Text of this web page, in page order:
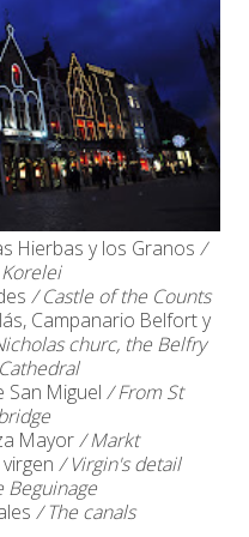
Hierbas y los Granos /
/ Castle of the Counts
Campanario Belfort y
churc, the Belfry
San Miguel / From St
Mayor/ Markt
/ Virgin's detail
Beguinage
/ The canals